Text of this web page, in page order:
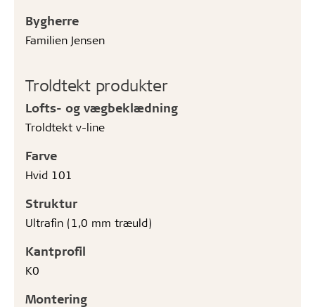
Bygherre
Familien Jensen
Troldtekt produkter
Lofts- og vægbeklædning
Troldtekt v-line
Farve
Hvid 101
Struktur
Ultrafin (1,0 mm træuld)
Kantprofil
K0
Montering